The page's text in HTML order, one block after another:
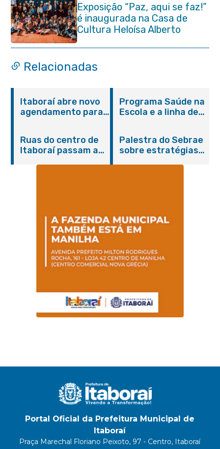
Exposição “Paz, aqui se faz!”
é inaugurada na Casa de
Cultura Heloísa Alberto
Torres
Relacionadas
Itaboraí abre novo
agendamento para
Programa Saúde na
Escola e a linha de
promovem
conscientização
sobre hanseníase
Ruas do centro de
Itaboraí passam a
Palestra do Sebrae
sobre estratégias
Portal Oficial da Prefeitura Municipal de
Itaboraí
Praça Marechal Floriano Peixoto, 97 - Centro, Itaboraí